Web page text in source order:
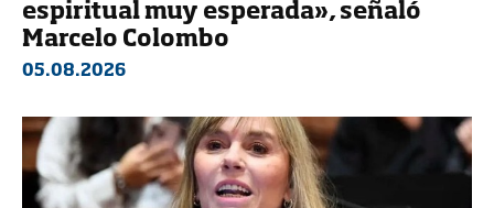
espiritual muy esperada», señaló
Marcelo Colombo
05.08.2026